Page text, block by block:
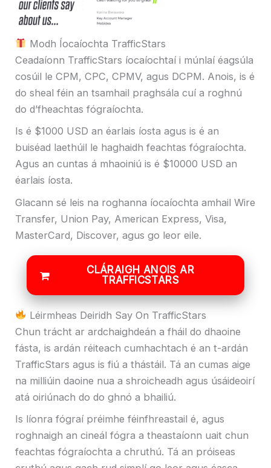
Modh Íocaíochta TrafficStars
Ceadaíonn TrafficStars íocaíochtaí i múnlaí éagsúla
cosúil le CPM, CPC, CPMV, agus DCPM. Anois, is é
do sheal féin an tsamhail praghsála cuí a roghnú
do d’fheachtas fógraíochta.
Is é $1000 USD an éarlais íosta agus is é an
buiséad laethúil le haghaidh feachtas fógraíochta.
Agus an cuntas á mhaoiniú is é $10000 USD an
éarlais íosta.
Glacann sé leis na roghanna íocaíochta amhail Wire
Transfer, Union Pay, American Express, Visa,
MasterCard, Discover, agus go leor eile.
CLÁRAIGH ANOIS AR
TRAFFICSTARS
Léirmheas Deiridh Say On TrafficStars
Chun trácht ar ardchaighdeán a fháil do dhaoine
fásta, is ardán réiteach cumhachtach é an t-ardán
TrafficStars agus is fiú a thástáil. Tá an cumas aige
na milliúin daoine nua a shroicheadh ​​agus úsáideoirí
atá oiriúnach do do ghnó a bhailiú.
Is líonra fógraí préimhe féinfhreastail é, agus
roghnaigh an cineál fógra a theastaíonn uait chun
feachtas fógraíochta a chruthú. Tá an próiseas